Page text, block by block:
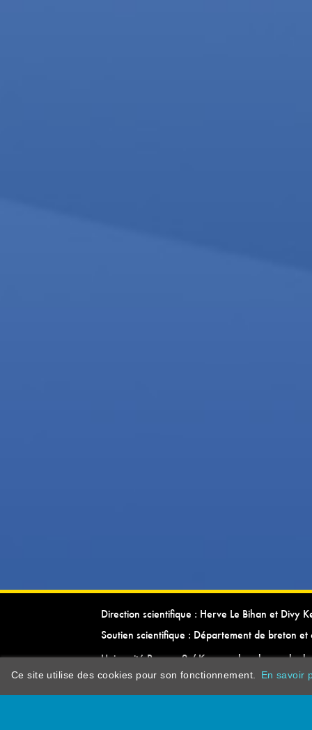
Direction scientifique : Herve Le Bihan et Divy
Soutien scientifique : Département de breton et
Université Rennes 2 / Kevrenn brezhoneg ha
Ce site utilise des cookies pour son fonctionnement. En savoir